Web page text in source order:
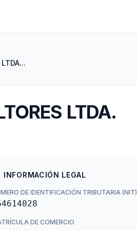
LTDA.
INFORMACIÓN LEGAL
DE IDENTIFICACIÓN TRIBUTARIA (NIT)
DE COMERCIO